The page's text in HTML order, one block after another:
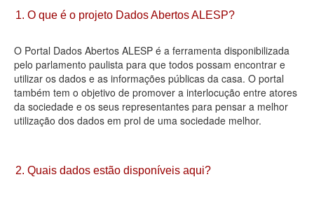
Dados Governamentais Abertos
Planejamento
Catálogo de dados
Processo Legislativo
Deputados Estaduais
1. O que é o projeto Dados Abertos ALESP?
O Portal Dados Abertos ALESP é a ferramenta disponibilizada
pelo parlamento paulista para que todos possam encontrar e
utilizar os dados e as informações públicas da casa. O portal
também tem o objetivo de promover a interlocução entre atores
da sociedade e os seus representantes para pensar a melhor
utilização dos dados em prol de uma sociedade melhor.
2. Quais dados estão disponíveis aqui?